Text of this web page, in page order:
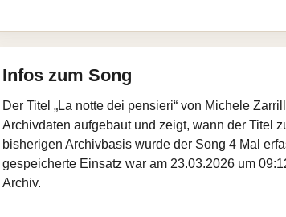
Infos zum Song
Der Titel „La notte dei pensieri“ von Michele
Archivdaten aufgebaut und zeigt, wann der Titel
bisherigen Archivbasis wurde der Song 4 Mal
gespeicherte Einsatz war am 23.03.2026 um
Archiv.